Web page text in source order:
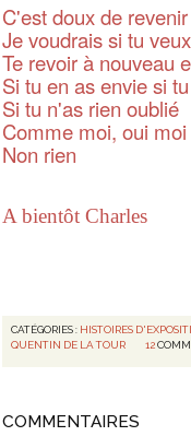
C'est doux de
Je voudrais si tu
Te revoir à nouveau
Si tu en as envie si
Si tu n'as rien oublié
Comme moi, oui
Non rien
A bientôt Charles
CATÉGORIES : HISTOIRES
QUENTIN DE LA TOUR
12
COMMENTAIRES